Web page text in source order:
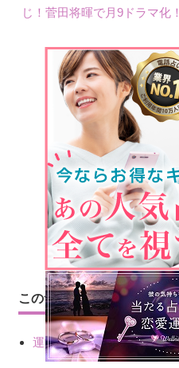
じ！菅田将暉で月9ドラマ化！
このサイトについて
運営会社情報